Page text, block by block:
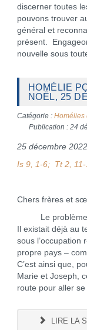
discerner toutes
pouvons trouver
général et
présent.
nouvelle sous
HOMÉLIE
NOËL, 25
Catégorie : Homélies
Publication : 24
25 décembre
Is 9, 1-6; Tt 2,
Chers frères et
Le problème
Il existait déjà au
sous l’occupation
propre pays –
C’est ainsi que,
Marie et Joseph,
route pour aller
LIRE LA